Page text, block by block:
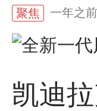
聚焦 一年之
凯迪